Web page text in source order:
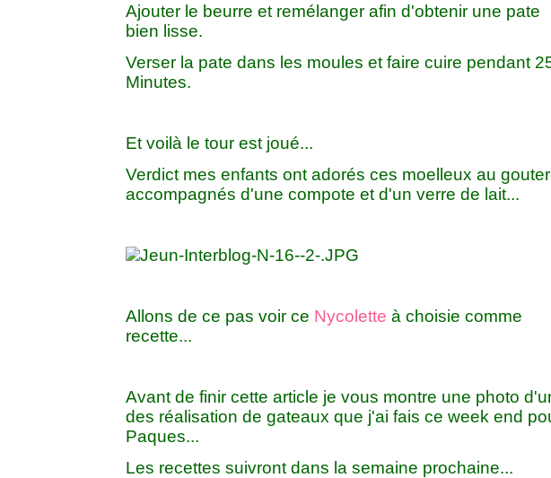
Ajouter le beurre et remélanger afin d'obtenir une pate
bien lisse.
Verser la pate dans les moules et faire cuire pendant
Minutes.
Et voilà le tour est joué...
Verdict mes enfants ont adorés ces moelleux au gouter
accompagnés d'une compote et d'un verre de lait...
Allons de ce pas voir ce Nycolette à choisie comme
recette...
Avant de finir cette article je vous montre une photo
des réalisation de gateaux que j'ai fais ce week end
Paques...
Les recettes suivront dans la semaine prochaine...